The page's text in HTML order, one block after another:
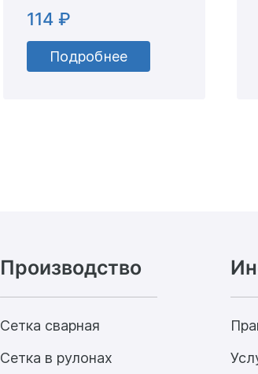
114 ₽
Подробнее
Производство
Сетка сварная
Сетка в рулонах